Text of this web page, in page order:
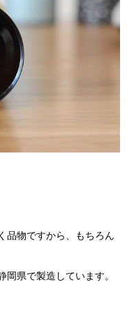
品物ですから、もちろん
県で製造しています。